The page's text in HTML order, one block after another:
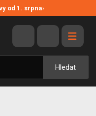
od 1. srpna›
Hledat